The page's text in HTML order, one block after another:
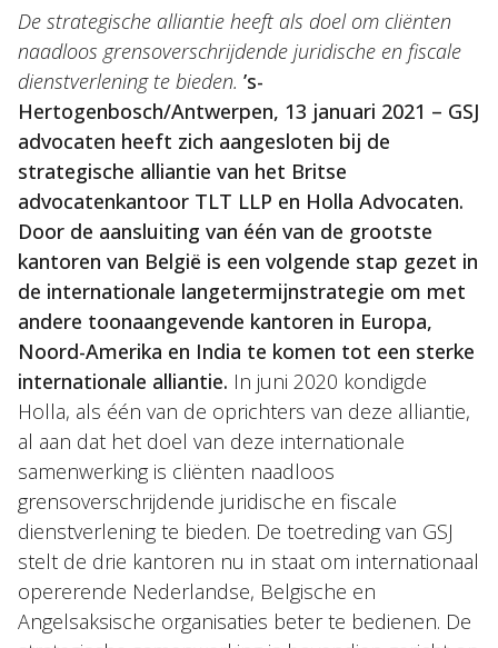
De strategische alliantie heeft als doel om cliënten
naadloos grensoverschrijdende juridische en fiscale
dienstverlening te bieden. ’s-
Hertogenbosch/Antwerpen, 13 januari 2021 – GSJ
advocaten heeft zich aangesloten bij de
strategische alliantie van het Britse
advocatenkantoor TLT LLP en Holla Advocaten.
Door de aansluiting van één van de grootste
kantoren van België is een volgende stap gezet in
de internationale langetermijnstrategie om met
andere toonaangevende kantoren in Europa,
Noord-Amerika en India te komen tot een sterke
internationale alliantie. In juni 2020 kondigde
Holla, als één van de oprichters van deze alliantie,
al aan dat het doel van deze internationale
samenwerking is cliënten naadloos
grensoverschrijdende juridische en fiscale
dienstverlening te bieden. De toetreding van GSJ
stelt de drie kantoren nu in staat om internationaal
opererende Nederlandse, Belgische en
Angelsaksische organisaties beter te bedienen. De